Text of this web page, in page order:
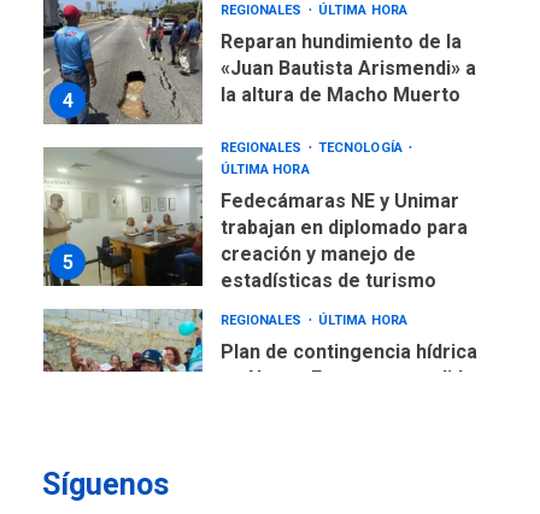
4
REGIONALES ÚLTIMA HORA
Reparan hundimiento de la
«Juan Bautista Arismendi» a
la altura de Macho Muerto
5
REGIONALES
TECNOLOGÍA
ÚLTIMA HORA
Fedecámaras NE y Unimar
trabajan en diplomado para
creación y manejo de
estadísticas de turismo
REGIONALES ÚLTIMA HORA
Plan de contingencia hídrica
en Nueva Esparta consolida
Síguenos